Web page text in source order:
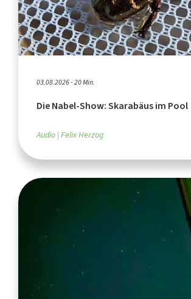
03.08.2026 - 20 Min.
Die Nabel-Show: Skarabäus im Pool
Audio Felix Herzog